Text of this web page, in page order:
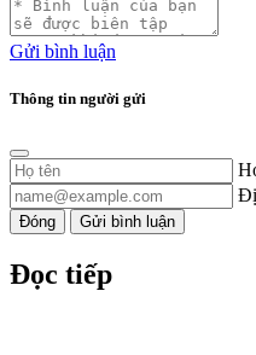
Gửi bình luận
Thông tin người gửi
Đóng Gửi bình luận
Đọc tiếp